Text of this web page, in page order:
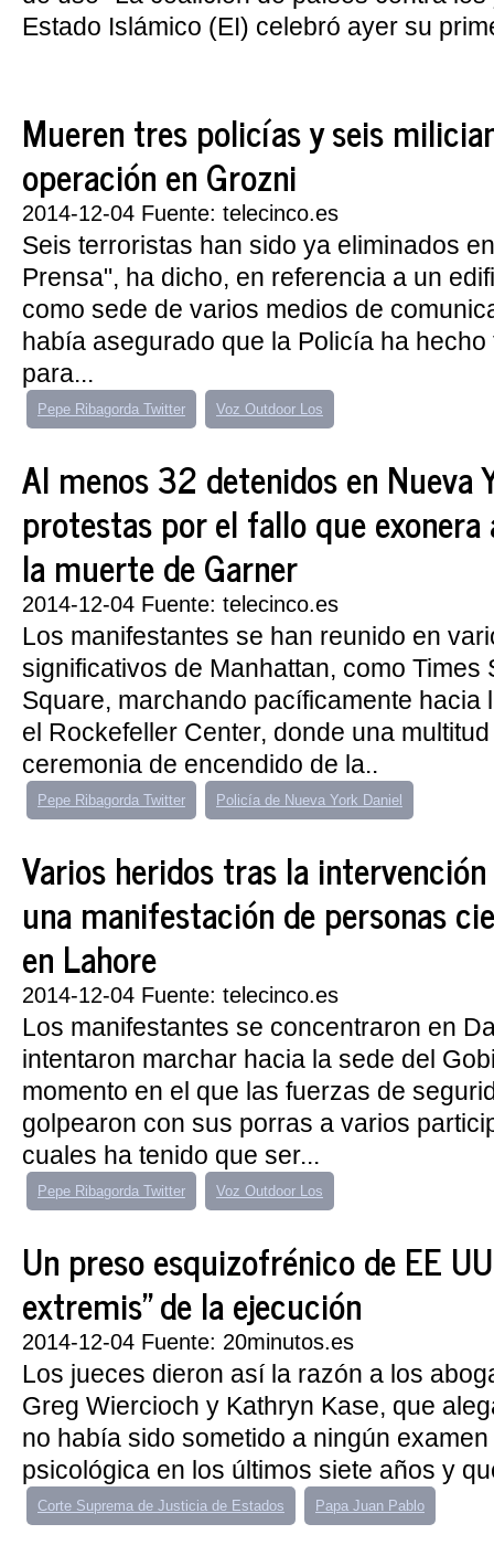
Estado Islámico (EI) celebró ayer su
Mueren tres policías y seis
operación en Grozni
2014-12-04 Fuente: telecinco.es
Seis terroristas han sido ya eliminados
Prensa", ha dicho, en referencia a un
como sede de varios medios de
había asegurado que la Policía ha
para...
Pepe Ribagorda Twitter Voz Outdoor Los
Al menos 32 detenidos en Nueva
protestas por el fallo que
la muerte de Garner
2014-12-04 Fuente: telecinco.es
Los manifestantes se han reunido en
significativos de Manhattan, como Times
Square, marchando pacíficamente hacia
el Rockefeller Center, donde una
ceremonia de encendido de la..
Pepe Ribagorda Twitter Policía de Nueva York Daniel
Varios heridos tras la
una manifestación de personas
en Lahore
2014-12-04 Fuente: telecinco.es
Los manifestantes se concentraron en
intentaron marchar hacia la sede del
momento en el que las fuerzas de
golpearon con sus porras a varios
cuales ha tenido que ser...
Pepe Ribagorda Twitter Voz Outdoor Los
Un preso esquizofrénico de EE
extremis" de la ejecución
2014-12-04 Fuente: 20minutos.es
Los jueces dieron así la razón a los
Greg Wiercioch y Kathryn Kase, que
no había sido sometido a ningún
psicológica en los últimos siete años y
Corte Suprema de Justicia de Estados Papa Juan Pablo